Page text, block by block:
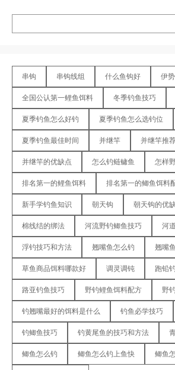
串钩 串钩线组 什么鱼钩好 伊
全国公认第一鲤鱼饵料 冬季钓鱼技巧
夏季钓鱼怎么好钓 夏季钓鱼怎么选钓位
夏季钓鱼最佳时间 并继竿 并继竿推
并继竿的优缺点 怎么钓鲢鳙鱼 怎样
排名第一的鲤鱼饵料 排名第一的鲫鱼饵料
新手学钓鱼知识 朝天钩 朝天钩的优
棉线结的绑法 河流野钓鲫鱼技巧 河
浮钓技巧和方法 翘嘴鱼怎么钓 翘嘴
草鱼商品饵料哪款好 调灵调钝 跑铅
路亚钓鱼技巧 野钓鲤鱼饵料配方 野
钓翘嘴最好的饵料是什么 钓鱼必学技巧
钓鲫鱼技巧 钓黄尾鱼的技巧和方法
鲫鱼怎么钓 鲫鱼怎么钓上鱼快 鲫鱼